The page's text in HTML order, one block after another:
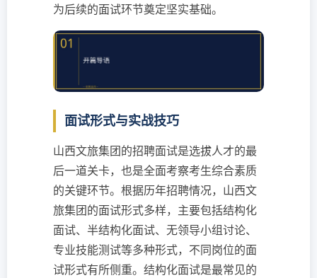
为后续的面试环节奠定坚实基础。
面试形式与实战技巧
山西文旅集团的招聘面试是选拔人才的最
后一道关卡，也是全面考察考生综合素质
的关键环节。根据历年招聘情况，山西文
旅集团的面试形式多样，主要包括结构化
面试、半结构化面试、无领导小组讨论、
专业技能测试等多种形式，不同岗位的面
试形式有所侧重。结构化面试是最常见的